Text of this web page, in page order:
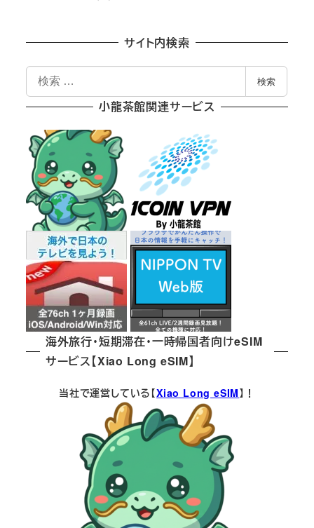
サイト内検索
索
検索
小龍茶館関連サービス
海外旅行・短期滞在・一時帰国者向けeSIM
サービス【Xiao Long eSIM】
当社で運営している【Xiao Long eSIM】！